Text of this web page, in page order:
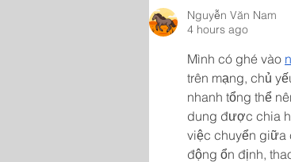
Nguyễn Văn Nam
4 hours ago
Mình có ghé vào
trên mạng, chủ
nhanh tổng thể
dung được chia
việc chuyển giữa
động ổn định,